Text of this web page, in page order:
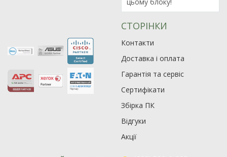
СТОРІНКИ
Контакти
Доставка і оплата
Гарантія та сервіс
Сертифікати
Збірка ПК
Відгуки
Акції